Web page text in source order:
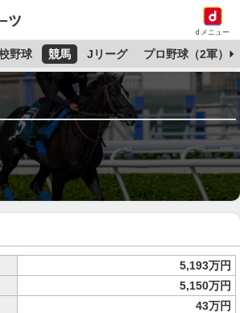
dメニュー
野球 競馬 Jリーグ プロ野球（2軍）
5,193万円
5,150万円
43万円